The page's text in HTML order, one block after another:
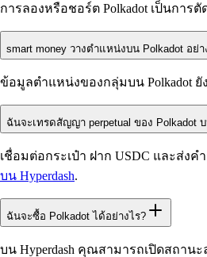
การลองหรือชอร์ต Polkadot เป็นการ
smart money วางตำแหน่งบน Polkadot อย่า
ข้อมูลตำแหน่งของกลุ่มบน Polkadot ยั
ฉันจะเทรดสัญญา perpetual ของ Polkadot
เชื่อมต่อกระเป๋า ฝาก USDC และส่งค
บน Hyperdash.
ฉันจะซื้อ Polkadot ได้อย่างไร?
บน Hyperdash คุณสามารถเปิดสถานะ